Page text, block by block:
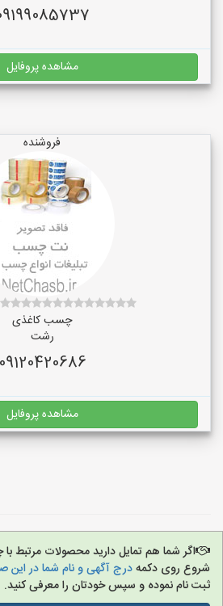
مشاهده پروفایل
فروشنده
چسب کاغذی
رشت
09120420686
مشاهده پروفایل
اگر شما هم تمایل دارید محصولات مرتبط
شروع روی دکمهدرج آگهی و نام شما در این
ثبت نام نموده و سپس خودتان را معرفی کنید.